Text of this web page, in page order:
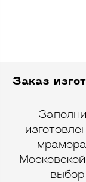
Заказ
выбор